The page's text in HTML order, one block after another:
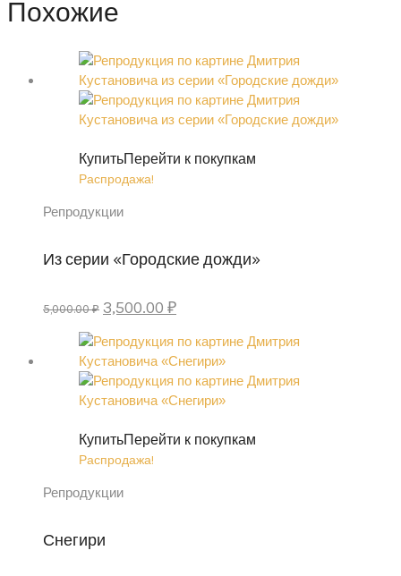
Похожие
КупитьПерейти к покупкам
Распродажа!
Репродукции
Из серии «Городские дожди»
5,000.00 ₽ Первоначальная
составляла
5,000.00 ₽.
3,500.00 ₽Текущая
3,500.00 ₽.
КупитьПерейти к покупкам
Распродажа!
Репродукции
Снегири